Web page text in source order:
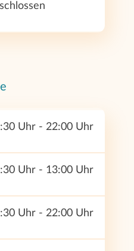
Uhr - 22:00 Uhr
Uhr - 13:00 Uhr
Uhr - 22:00 Uhr